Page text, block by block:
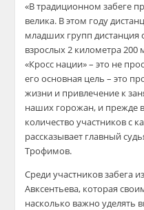
«В традиционном забеге
велика. В этом году
младших групп дистанция
взрослых 2 километра 200
«Кросс нации» – это не
его основная цель – это
жизни и привлечение к
наших горожан, и прежде
количество участников с
рассказывает главный
Трофимов.
Среди участников забега
Авксентьева, которая
насколько важно уделять